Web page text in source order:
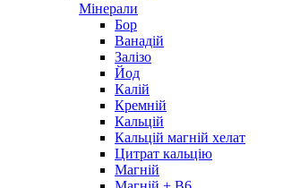
Мінерали
Бор
Ванадій
Залізо
Йод
Калій
Кремній
Кальцій
Кальцій магній хелат
Цитрат кальцію
Магній